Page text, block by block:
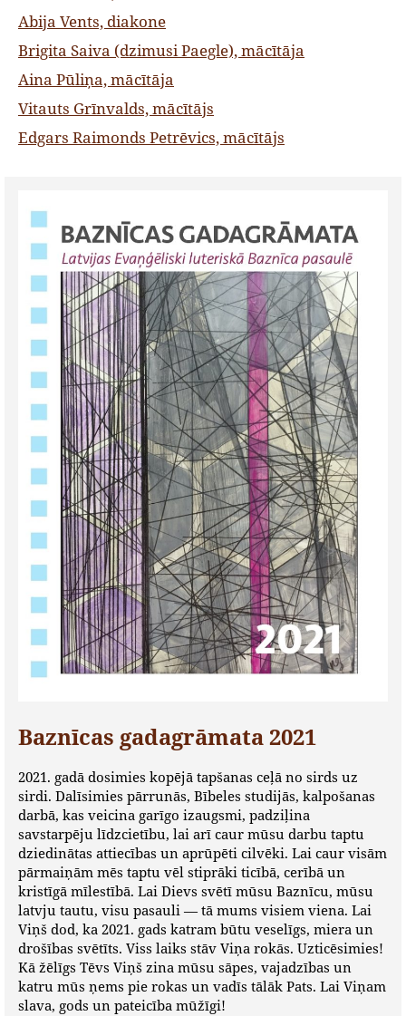
Baznīcas gadagrāmata 2021
2021. gadā dosimies kopējā tapšanas ceļā no sirds uz
sirdi. Dalīsimies pārrunās, Bībeles studijās, kalpošanas
darbā, kas veicina garīgo izaugsmi, padziļina
savstarpēju līdzcietību, lai arī caur mūsu darbu taptu
dziedinātas attiecības un aprūpēti cilvēki. Lai caur visām
pārmaiņām mēs taptu vēl stiprāki ticībā, cerībā un
kristīgā mīlestībā. Lai Dievs svētī mūsu Baznīcu, mūsu
latvju tautu, visu pasauli — tā mums visiem viena. Lai
Viņš dod, ka 2021. gads katram būtu veselīgs, miera un
drošības svētīts. Viss laiks stāv Viņa rokās. Uzticēsimies!
Kā žēlīgs Tēvs Viņš zina mūsu sāpes, vajadzības un
katru mūs ņems pie rokas un vadīs tālāk Pats. Lai Viņam
slava, gods un pateicība mūžīgi!
Abija Vents, diakone
Brigita Saiva (dzimusi Paegle), mācītāja
Aina Pūliņa, mācītāja
Vitauts Grīnvalds, mācītājs
Edgars Raimonds Petrēvics, mācītājs